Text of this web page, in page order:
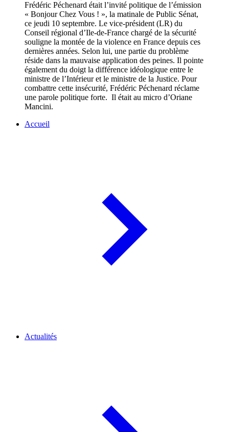
Frédéric Péchenard était l’invité politique de l’émission
« Bonjour Chez Vous ! », la matinale de Public Sénat,
ce jeudi 10 septembre. Le vice-président (LR) du
Conseil régional d’Ile-de-France chargé de la sécurité
souligne la montée de la violence en France depuis ces
dernières années. Selon lui, une partie du problème
réside dans la mauvaise application des peines. Il pointe
également du doigt la différence idéologique entre le
ministre de l’Intérieur et le ministre de la Justice. Pour
combattre cette insécurité, Frédéric Péchenard réclame
une parole politique forte. Il était au micro d’Oriane
Mancini.
Accueil
Actualités